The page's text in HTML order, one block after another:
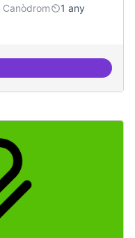
1 any
Legislativa Popular